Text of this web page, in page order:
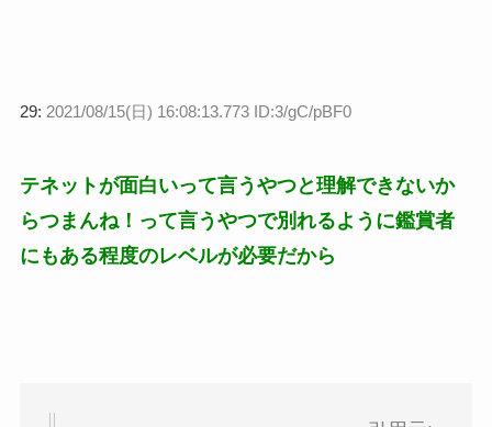
29: 2021/08/15(日) 16:08:13.773 ID:3/gC/pBF0
テネットが面白いって言うやつと理解できないか
らつまんね！って言うやつで別れるように鑑賞者
にもある程度のレベルが必要だから